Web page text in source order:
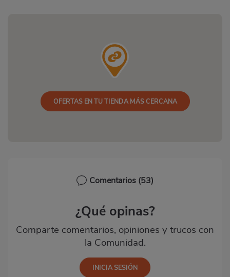
OFERTAS EN TU TIENDA MÁS CERCANA
Comentarios (53)
¿Qué opinas?
Comparte comentarios, opiniones y trucos con
la Comunidad.